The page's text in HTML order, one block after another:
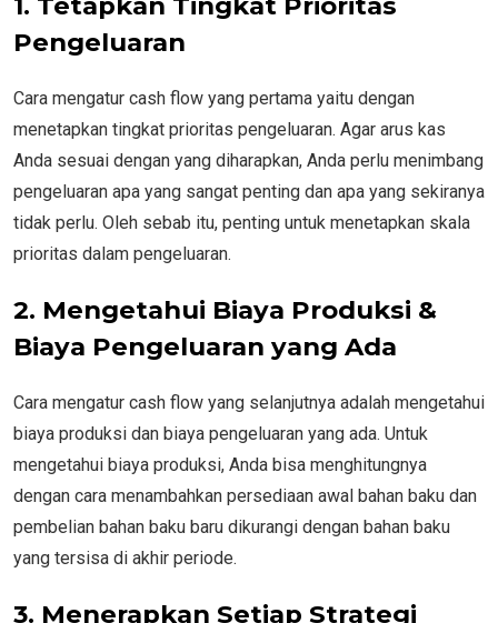
Pengeluaran
Cara mengatur cash flow yang pertama yaitu dengan
menetapkan tingkat prioritas pengeluaran. Agar arus kas
Anda sesuai dengan yang diharapkan, Anda perlu menimbang
pengeluaran apa yang sangat penting dan apa yang sekiranya
tidak perlu. Oleh sebab itu, penting untuk menetapkan skala
prioritas dalam pengeluaran.
2. Mengetahui Biaya Produksi &
Biaya Pengeluaran yang Ada
Cara mengatur cash flow yang selanjutnya adalah mengetahui
biaya produksi dan biaya pengeluaran yang ada. Untuk
mengetahui biaya produksi, Anda bisa menghitungnya
dengan cara menambahkan persediaan awal bahan baku dan
pembelian bahan baku baru dikurangi dengan bahan baku
yang tersisa di akhir periode.
3. Menerapkan Setiap Strategi